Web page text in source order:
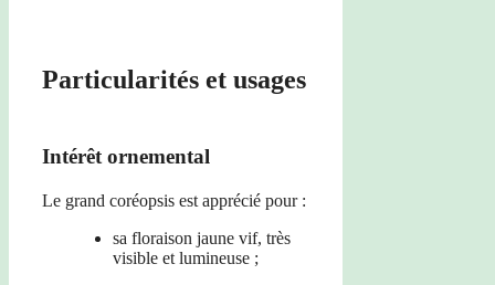
Particularités et usages
Intérêt ornemental
Le grand coréopsis est apprécié pour :
sa floraison jaune vif, très
visible et lumineuse ;